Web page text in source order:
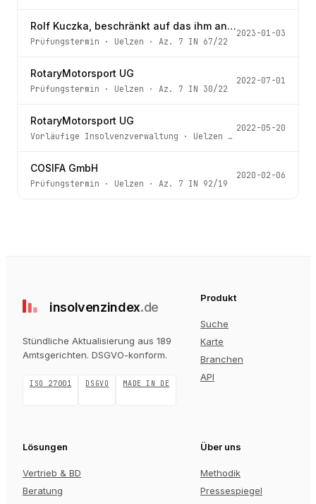
Rolf Kuczka, beschränkt auf das ihm angewachsene Vermögen der liquidationslos vollbeendeten Planen-Eggert-Hitzacker KG
Prüfungstermin · Uelzen · Az. 7 IN 67/22
2023-01-03
RotaryMotorsport UG
Prüfungstermin · Uelzen · Az. 7 IN 30/22
2022-07-01
RotaryMotorsport UG
Vorläufige Insolvenzverwaltung · Uelzen
2022-05-20
COSIFA GmbH
Prüfungstermin · Uelzen · Az. 7 IN 92/19
2020-02-06
insolvenzindex.de
Stündliche Aktualisierung aus 189
Amtsgerichten. DSGVO-konform.
ISO 27001 DSGVO MADE IN DE
Produkt
Suche
Karte
Branchen
API
Lösungen
Vertrieb & BD
Beratung
Über uns
Methodik
Pressespiegel